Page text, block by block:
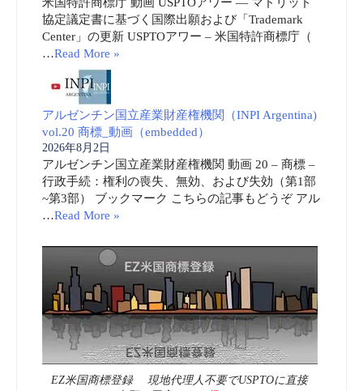
協定議定書に基づく国際出願および「Trademark
Center」の更新 USPTOアワー – 米国特許商標庁（
…Read More »
アルゼンチン国立産業財産権機関（INPI Argentina)
vol.20 商標_動画（embedded）
2026年8月2日
アルゼンチン国立産業財産権機関 動画 20 – 商標 –
行政手続：権利の喪失、無効、および失効（第1部
~第3部） ブックマーク こちらの記事もどうぞ アル
…Read More »
EZ米国商標登録 現地代理人不要でUSPTOに直接